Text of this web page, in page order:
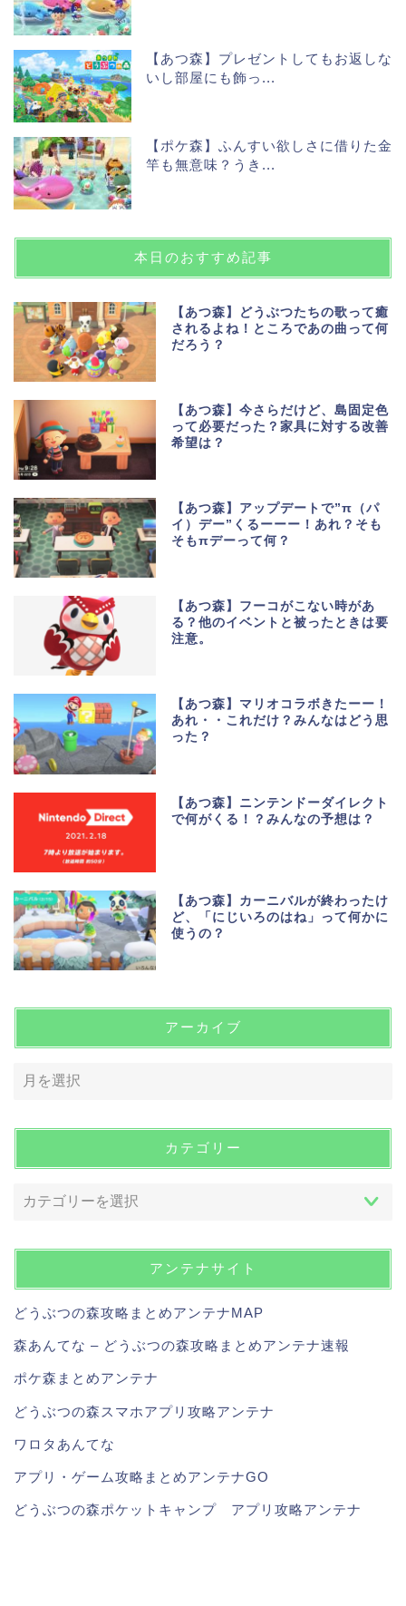
【あつ森】プレゼントしてもお返しな
いし部屋にも飾っ...
【ポケ森】ふんすい欲しさに借りた金
竿も無意味？うき...
本日のおすすめ記事
【あつ森】どうぶつたちの歌って癒
されるよね！ところであの曲って何
だろう？
【あつ森】今さらだけど、島固定色
って必要だった？家具に対する改善
希望は？
【あつ森】アップデートで”π（パ
イ）デー”くるーーー！あれ？そも
そもπデーって何？
【あつ森】フーコがこない時があ
る？他のイベントと被ったときは要
注意。
【あつ森】マリオコラボきたーー！
あれ・・これだけ？みんなはどう思
った？
【あつ森】ニンテンドーダイレクト
で何がくる！？みんなの予想は？
【あつ森】カーニバルが終わったけ
ど、「にじいろのはね」って何かに
使うの？
アーカイブ
カテゴリー
アンテナサイト
どうぶつの森攻略まとめアンテナMAP
森あんてな – どうぶつの森攻略まとめアンテナ速報
ポケ森まとめアンテナ
どうぶつの森スマホアプリ攻略アンテナ
ワロタあんてな
アプリ・ゲーム攻略まとめアンテナGO
どうぶつの森ポケットキャンプ アプリ攻略アンテナ